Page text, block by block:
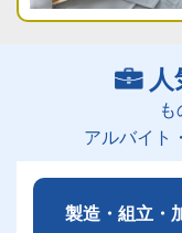
アルバイト
製造・組立・